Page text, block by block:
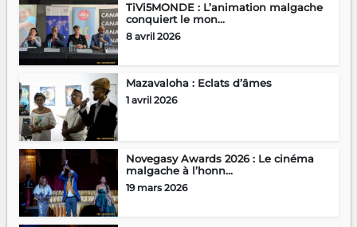
TiVi5MONDE : L’animation malgache
conquiert le mon...
8 avril 2026
Mazavaloha : Eclats d’âmes
1 avril 2026
Novegasy Awards 2026 : Le cinéma
malgache à l’honn...
19 mars 2026